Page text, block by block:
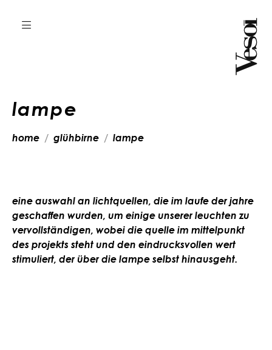
lampe
home glühbirne lampe
eine auswahl an lichtquellen, die im laufe der jahre
geschaffen wurden, um einige unserer leuchten zu
vervollständigen, wobei die quelle im mittelpunkt
des projekts steht und den eindrucksvollen wert
stimuliert, der über die lampe selbst hinausgeht.